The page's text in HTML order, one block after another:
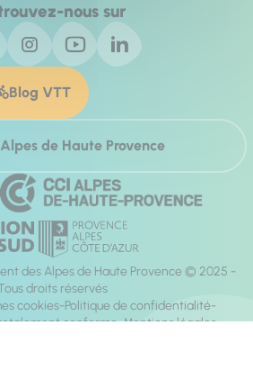
nous sur
Blog VTT
de Haute Provence
des Alpes de Haute Provence © 2025 -
droits réservés
cookies Politique de confidentialité
conforme Mentions légales